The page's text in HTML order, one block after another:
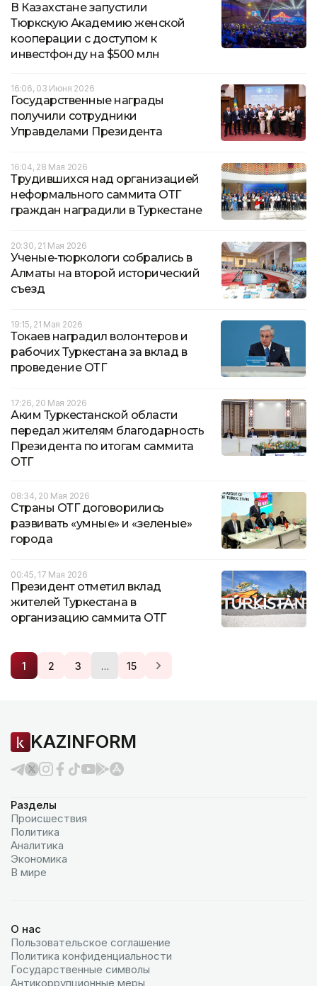
В Казахстане запустили
Тюркскую Академию женской
кооперации с доступом к
инвестфонду на $500 млн
16:06, 03 Июня 2026
Государственные награды
получили сотрудники
Управделами Президента
16:04, 28 Мая 2026
Трудившихся над организацией
неформального саммита ОТГ
граждан наградили в Туркестане
20:30, 21 Мая 2026
Ученые-тюркологи собрались в
Алматы на второй исторический
съезд
19:15, 21 Мая 2026
Токаев наградил волонтеров и
рабочих Туркестана за вклад в
проведение ОТГ
17:26, 20 Мая 2026
Аким Туркестанской области
передал жителям благодарность
Президента по итогам саммита
ОТГ
08:34, 20 Мая 2026
Страны ОТГ договорились
развивать «умные» и «зеленые»
города
00:45, 17 Мая 2026
Президент отметил вклад
жителей Туркестана в
организацию саммита ОТГ
1 2 3 … 15
KAZINFORM
Разделы
Происшествия
Политика
Аналитика
Экономика
В мире
О нас
Пользовательское соглашение
Политика конфиденциальности
Государственные символы
Антикоррупционные меры